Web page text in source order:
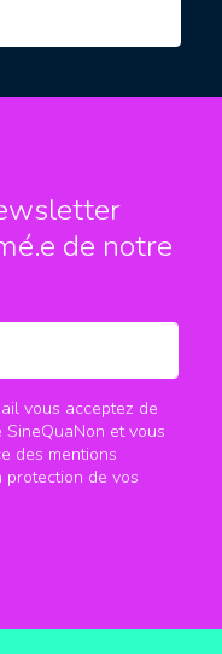
de notre
vous acceptez de
et vous
des mentions
de vos